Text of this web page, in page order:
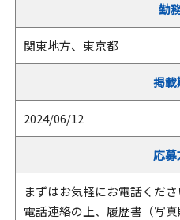
勤
関東地方、東京都
掲載
2024/06/12
応
まずはお気軽にお電話くださ
電話連絡の上、履歴書（写